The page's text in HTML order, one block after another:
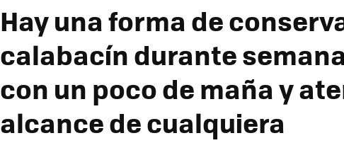
Hay una forma de
calabacín durante
con un poco de maña y
alcance de cualquiera